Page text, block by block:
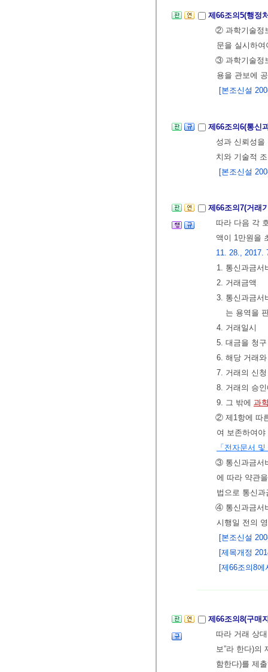
제66조의5(행정
② 과학기술정
문을 실시하
③ 과학기술정
용을 관보에
[본조신설
제66조의6(통신
성과 신뢰성
치와 기술적
[본조신설
제66조의7(거래
따라 다음 각
액이 1만원을
11. 28., 2017.
1. 통신과금서
2. 거래금액
3. 통신과금서
는 용역을
4. 거래일시
5. 대금을 청
6. 해당 거래
7. 거래의 신
8. 거래의 승
9. 그 밖에 과
② 제1항에 따
여 보존하여
「전자문서
③ 통신과금서
에 따라 약관
법으로 통신
④ 통신과금서
시행일 전의
[본조신설
[제목개정
[제66조의8
제66조의8(구매
따라 거래 상
보”라 한다)의
함한다)를 제